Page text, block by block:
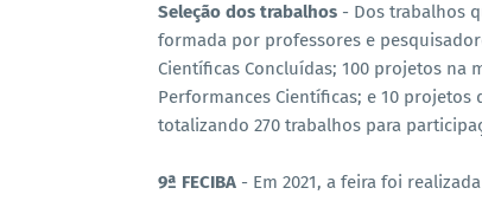
Seleção dos trabalhos - Dos trabalhos
formada por professores e
Científicas Concluídas; 100 projetos na
Performances Científicas; e 10
totalizando 270 trabalhos para
9ª FECIBA - Em 2021, a feira foi